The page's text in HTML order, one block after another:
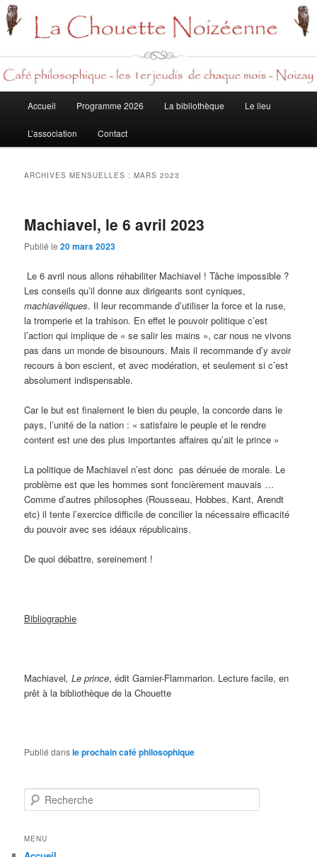
principal
Aller
au
Aller
au
Accueil Programme 2026 La bibliothèque Le lieu
L’association Contact
ARCHIVES MENSUELLES :MARS 2023
Machiavel, le 6 avril 2023
Publié le20 mars 2023
Le 6 avril nous allons réhabiliter Machiavel ! Tâche impossible ?
Les conseils qu’il donne aux dirigeants sont cyniques,
machiavéliques. Il leur recommande d’utiliser la force et la ruse,
la tromperie et la trahison. En effet le pouvoir politique c’est
l’action qui implique de « se salir les mains », car nous ne vivons
pas dans un monde de bisounours. Mais il recommande d’y avoir
recours à bon escient, et avec modération, et seulement si c’est
absolument indispensable.
Car le but est finalement le bien du peuple, la concorde dans le
pays, l’unité de la nation : « satisfaire le peuple et le rendre
content est une des plus importantes affaires qu’ait le prince »
La politique de Machiavel n’est donc pas dénuée de morale. Le
problème est que les hommes sont foncièrement mauvais …
Comme d’autres philosophes (Rousseau, Hobbes, Kant, Arendt
etc) il tente l’exercice difficile de concilier la nécessaire efficacité
du pouvoir avec ses idéaux républicains.
De quoi débattre, sereinement !
Bibliographie
Machiavel, Le prince, édit Garnier-Flammarion. Lecture facile, en
prêt à la bibliothèque de la Chouette
Publié dansle prochain café philosophique
e
h
MENU